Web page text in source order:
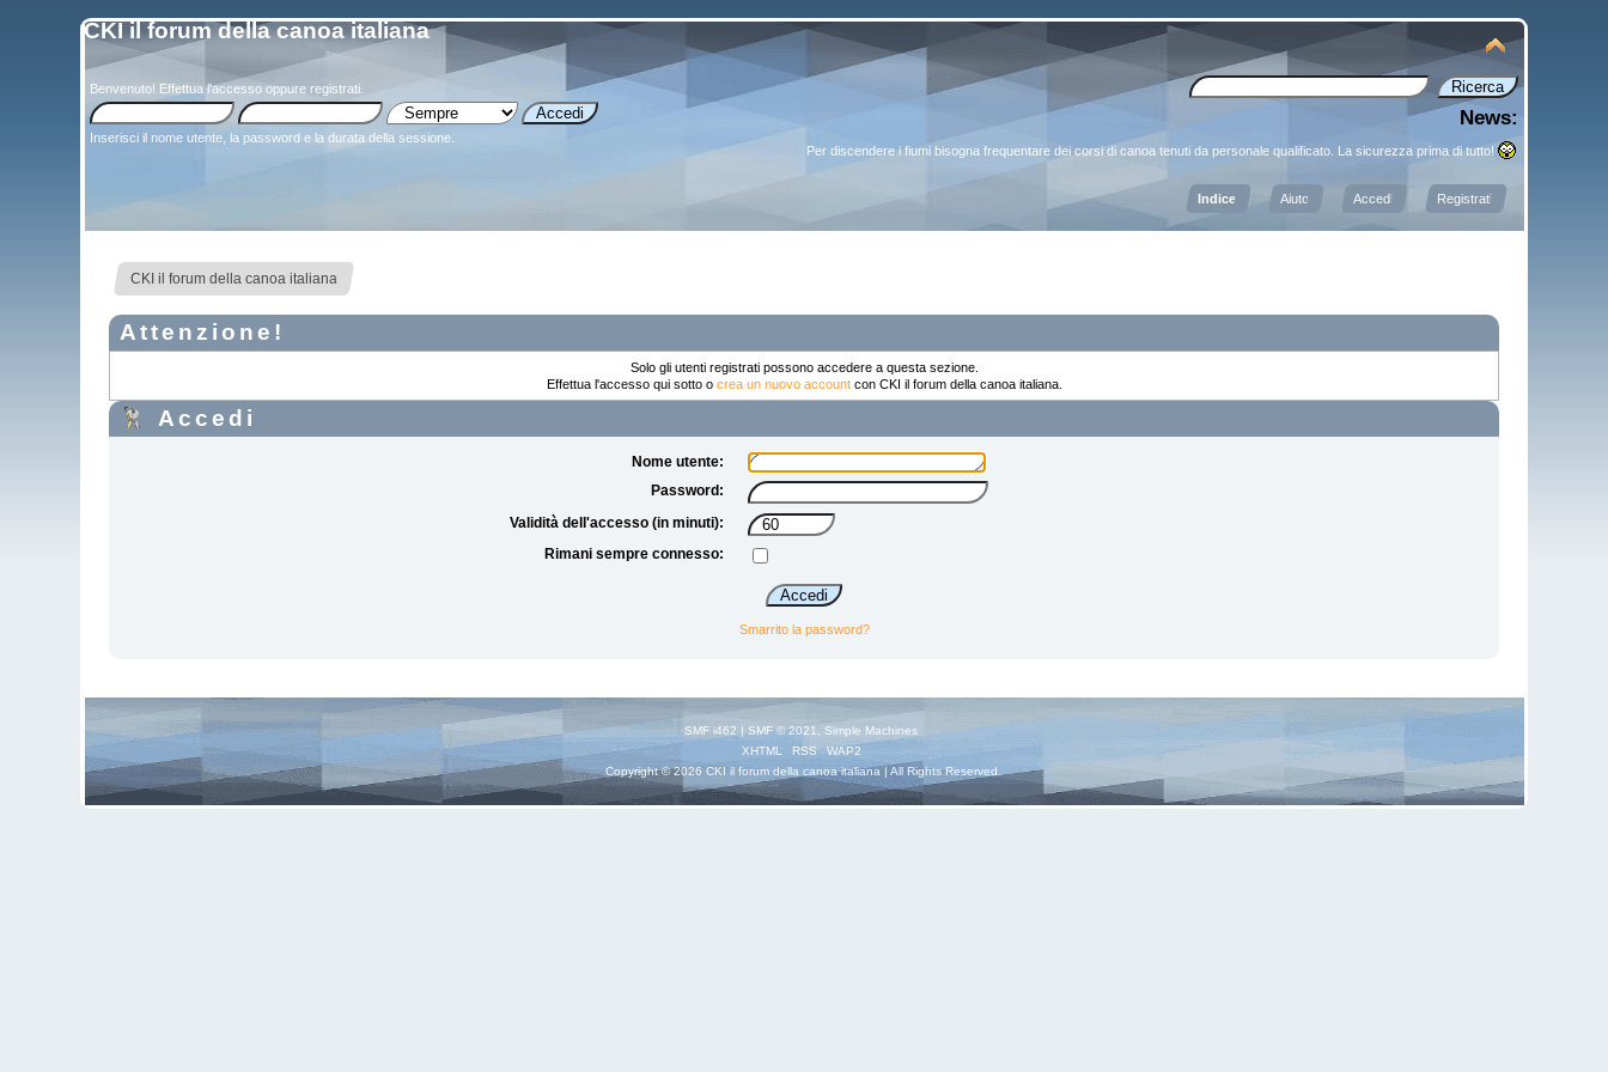
CKI il forum della canoa italiana
Benvenuto! Effettua l'accesso oppure registrati
Inserisci il nome utente, la password e la durata della sessione.
News:
Per discendere i fiumi bisogna frequentare dei corsi di canoa tenuti da personale qualificato. La sicurezza prima di tutto!
Indice Aiuto Accedi Registrati
CKI il forum della canoa italiana
Attenzione!
Solo gli utenti registrati possono accedere a questa sezione.
Effettua l'accesso qui sotto o crea un nuovo accountcon CKI il forum della canoa italiana.
Accedi
Nome utente:
Password:
Validità dell'accesso (in minuti):
Rimani sempre connesso:
Smarrito la password?
SMF i462 SMF © 2021, Simple Machines
XHTML
RSS
WAP2
Copyright © 2026 CKI il forum della canoa italiana | All Rights Reserved